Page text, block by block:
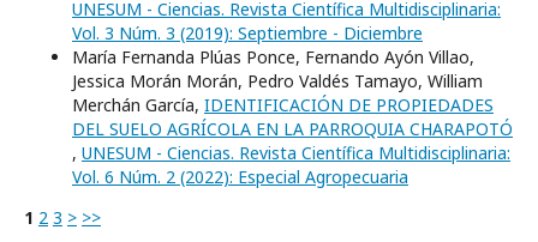
UNESUM - Ciencias. Revista Científica Multidisciplinaria:
Vol. 3 Núm. 3 (2019): Septiembre - Diciembre
María Fernanda Plúas Ponce, Fernando Ayón Villao,
Jessica Morán Morán, Pedro Valdés Tamayo, William
Merchán García, IDENTIFICACIÓN DE PROPIEDADES
DEL SUELO AGRÍCOLA EN LA PARROQUIA CHARAPOTÓ
, UNESUM - Ciencias. Revista Científica Multidisciplinaria:
Vol. 6 Núm. 2 (2022): Especial Agropecuaria
1 2 3 > >>